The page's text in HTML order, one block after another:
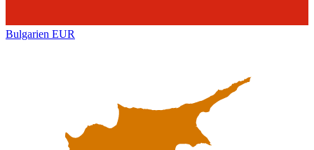
Bulgarien EUR